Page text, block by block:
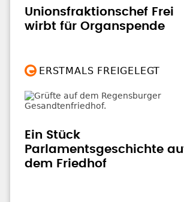
Unionsfraktionschef Frei
wirbt für Organspende
ERSTMALS FREIGELEGT
Ein Stück
dem Friedhof